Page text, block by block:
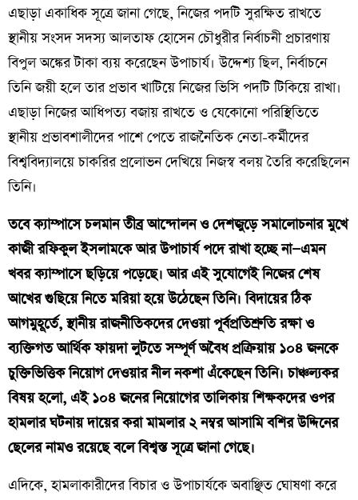
এছাড়া একাধিক সূত্রে জানা গেছে, নিজের পদটি সুরক্ষিত রাখতে
স্থানীয় সংসদ সদস্য আলতাফ হোসেন চৌধুরীর নির্বাচনী প্রচারণায়
বিপুল অঙ্কের টাকা ব্যয় করেছেন উপাচার্য। উদ্দেশ্য ছিল, নির্বাচনে
তিনি জয়ী হলে তার প্রভাব খাটিয়ে নিজের ভিসি পদটি টিকিয়ে রাখা।
এছাড়া নিজের আধিপত্য বজায় রাখতে ও যেকোনো পরিস্থিতিতে
স্থানীয় প্রভাবশালীদের পাশে পেতে রাজনৈতিক নেতা-কর্মীদের
বিশ্ববিদ্যালয়ে চাকরির প্রলোভন দেখিয়ে নিজস্ব বলয় তৈরি করেছিলেন
তিনি।
তবে ক্যাম্পাসে চলমান তীব্র আন্দোলন ও দেশজুড়ে সমালোচনার মুখে
কাজী রফিকুল ইসলামকে আর উপাচার্য পদে রাখা হচ্ছে না—এমন
খবর ক্যাম্পাসে ছড়িয়ে পড়েছে। আর এই সুযোগেই নিজের শেষ
আখের গুছিয়ে নিতে মরিয়া হয়ে উঠেছেন তিনি। বিদায়ের ঠিক
আগমুহূর্তে, স্থানীয় রাজনীতিকদের দেওয়া পূর্বপ্রতিশ্রুতি রক্ষা ও
ব্যক্তিগত আর্থিক ফায়দা লুটতে সম্পূর্ণ অবৈধ প্রক্রিয়ায় ১০৪ জনকে
চুক্তিভিত্তিক নিয়োগ দেওয়ার নীল নকশা এঁকেছেন তিনি। চাঞ্চল্যকর
বিষয় হলো, এই ১০৪ জনের নিয়োগের তালিকায় শিক্ষকদের ওপর
হামলার ঘটনায় দায়ের করা মামলার ২ নম্বর আসামি বশির উদ্দিনের
ছেলের নামও রয়েছে বলে বিশ্বস্ত সূত্রে জানা গেছে।
​এদিকে, হামলাকারীদের বিচার ও উপাচার্যকে অবাঞ্ছিত ঘোষণা করে